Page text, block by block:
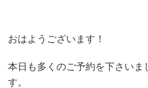
おはようございます！
本日も多くのご予約を下さいま
す。